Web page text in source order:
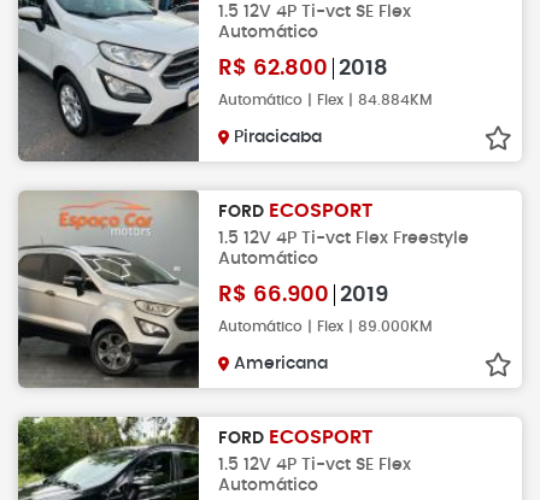
1.5 12V 4P Ti-vct SE Flex
Automático
R$ 62.800 2018
Automático | Flex | 84.884KM
Piracicaba
FORD ECOSPORT
1.5 12V 4P Ti-vct Flex Freestyle
Automático
R$ 66.900 2019
Automático | Flex | 89.000KM
Americana
FORD ECOSPORT
1.5 12V 4P Ti-vct SE Flex
Automático